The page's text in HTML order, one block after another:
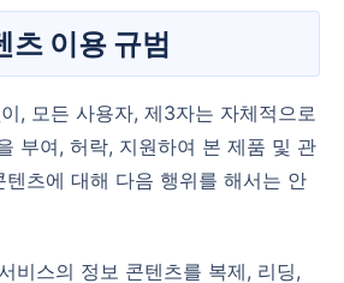
츠 이용 규범
부여, 허락, 지원하여 본 제품 및 관
텐츠에 대해 다음 행위를 해서는 안